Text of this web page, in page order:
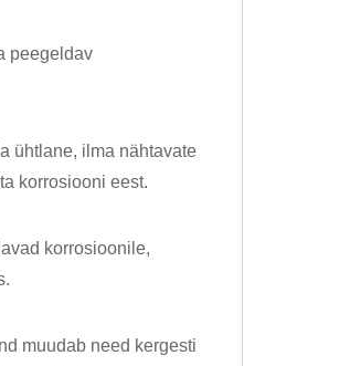
peegeldav
ühtlane, ilma nähtavate
korrosiooni eest.
korrosioonile,
muudab need kergesti